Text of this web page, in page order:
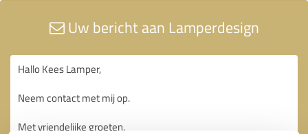
Uw bericht aan Lamperdesign